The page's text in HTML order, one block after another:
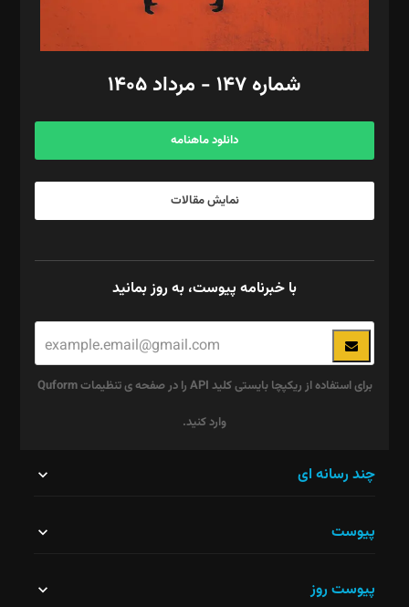
مد‌یر توسعه تجاری: کامبیز برید‌
امور مالی: شاپور رهبری، محمد‌ کاظمی‌نیا
آگهی و مشترکین: ۰۹۱۹۹۹۹۰۴۵۴
شماره ۱۴۷ - مرداد ۱۴۰۵
دانلود ماهنامه
نمایش مقالات
با خبرنامه پیوست، به روز بمانید
برای استفاده از ریکپچا بایستی کلید API را در صفحه ی تنظیمات Quform
وارد کنید.
نباید
چند رسانه ای
پیوست
پیوست روز